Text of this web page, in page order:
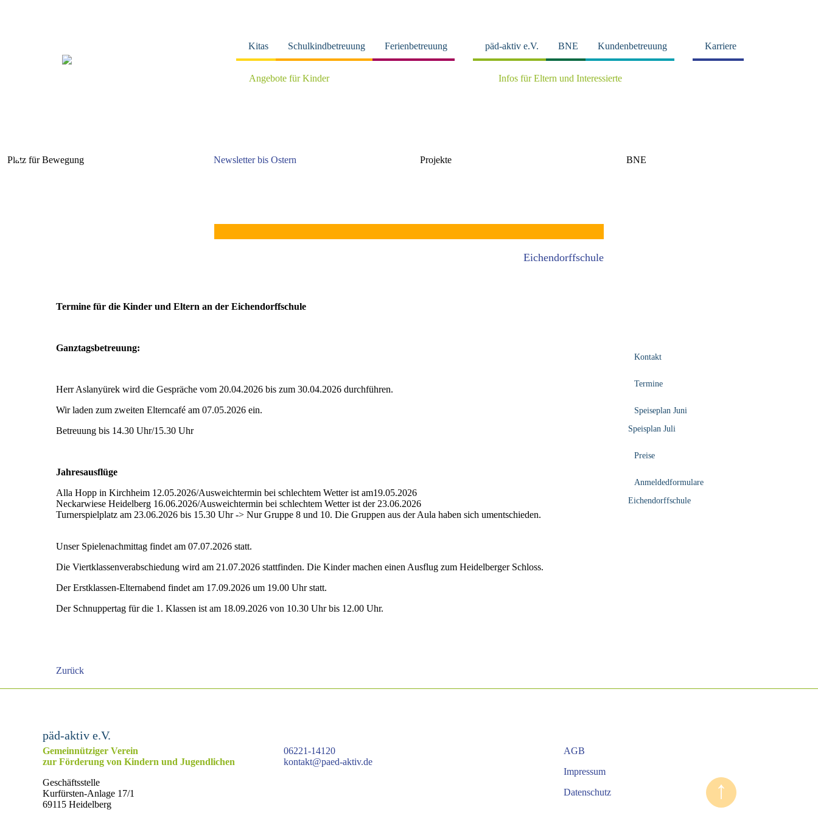
Kitas Schulkindbetreuung Ferienbetreuung päd-aktiv e.V. BNE Kundenbetreuung Karriere
Angebote für Kinder Infos für Eltern und Interessierte
Platz für Bewegung Newsletter bis Ostern Projekte BNE
Eichendorffschule
Termine für die Kinder und Eltern an der Eichendorffschule
Ganztagsbetreuung:
Herr Aslanyürek wird die Gespräche vom 20.04.2026 bis zum 30.04.2026 durchführen.
Wir laden zum zweiten Elterncafé am 07.05.2026 ein.
Betreuung bis 14.30 Uhr/15.30 Uhr
Jahresausflüge
Alla Hopp in Kirchheim 12.05.2026/Ausweichtermin bei schlechtem Wetter ist am19.05.2026
Neckarwiese Heidelberg 16.06.2026/Ausweichtermin bei schlechtem Wetter ist der 23.06.2026
Turnerspielplatz am 23.06.2026 bis 15.30 Uhr -> Nur Gruppe 8 und 10. Die Gruppen aus der Aula haben sich umentschieden.
Unser Spielenachmittag findet am 07.07.2026 statt.
Die Viertklassenverabschiedung wird am 21.07.2026 stattfinden. Die Kinder machen einen Ausflug zum Heidelberger Schloss.
Der Erstklassen-Elternabend findet am 17.09.2026 um 19.00 Uhr statt.
Der Schnuppertag für die 1. Klassen ist am 18.09.2026 von 10.30 Uhr bis 12.00 Uhr.
Zurück
↑
Kontakt
Termine
Speiseplan Juni
Speisplan Juli
Preise
Anmeldedformulare
Eichendorffschule
päd-aktiv e.V.
Gemeinnütziger Verein
zur Förderung von Kindern und Jugendlichen
Geschäftsstelle
Kurfürsten-Anlage 17/1
69115 Heidelberg
06221-14120
kontakt@paed-aktiv.de
AGB
Impressum
Datenschutz